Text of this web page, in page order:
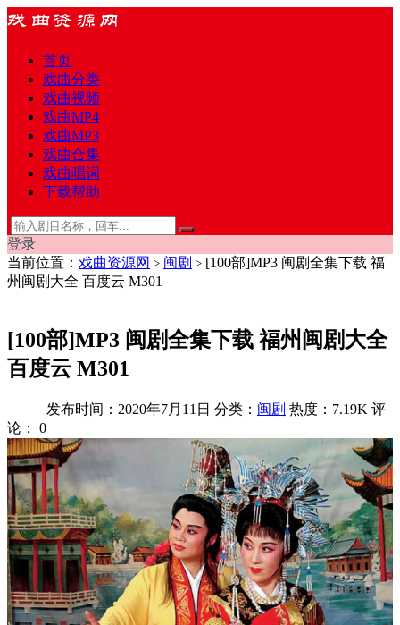
首页
戏曲分类
戏曲视频
戏曲MP4
戏曲MP3
戏曲合集
戏曲唱词
下载帮助
登录
当前位置： 戏曲资源网 > 闽剧 > [100部]MP3 闽剧全集下载 福
州闽剧大全 百度云 M301
[100部]MP3 闽剧全集下载 福州闽剧大全
百度云 M301
发布时间：2020年7月11日 分类： 闽剧 热度：7.19K 评
论：
0